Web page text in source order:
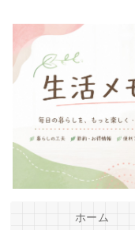
ホーム